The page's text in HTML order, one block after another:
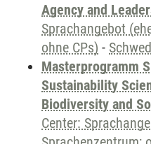
Agency and
Sprachangebot
ohne CPs) -
Masterprogramm
Sustainability
Biodiversity and
Center: